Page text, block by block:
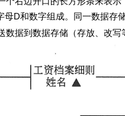
母D和数字组成。同一数据
到数据存储（存放、改写